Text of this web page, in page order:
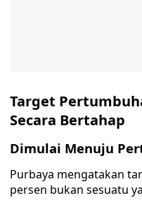
Target
Secara Bertahap
Dimulai Menuju
Purbaya mengatakan
persen bukan sesuatu